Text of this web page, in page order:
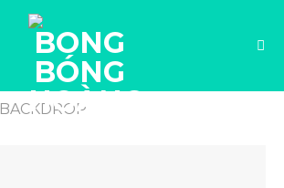
BACKDROP